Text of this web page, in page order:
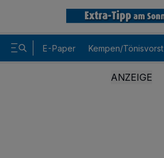
E-Paper Kempen/Tönisvorst